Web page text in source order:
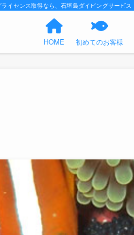
イセンス取得なら、石垣島ダイビングサービス
HOME 初めてのお客様